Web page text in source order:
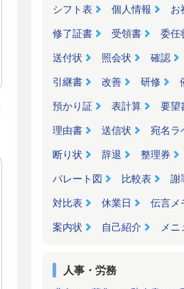
シフト表 個人情報 お
修了証書 受領書 委任
送付状 照会状 確認
引継書 改善 研修
預かり証 表計算 要望
理由書 送信状 宛名ラ
断り状 辞退 整理券
パレート図 比較表 謝
対比表 休業日 伝言メ
案内状 自己紹介 メニ
人事・労務